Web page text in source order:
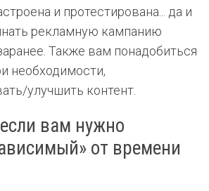
и протестирована... да и
рекламную кампанию
Также вам понадобиться
необходимости,
улучшить контент.
вам нужно
от времени